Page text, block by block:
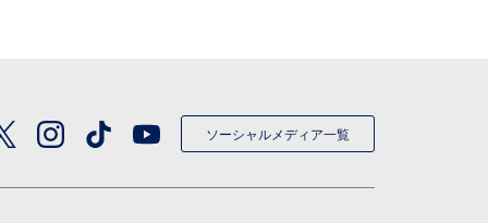
ソーシャルメディア一覧